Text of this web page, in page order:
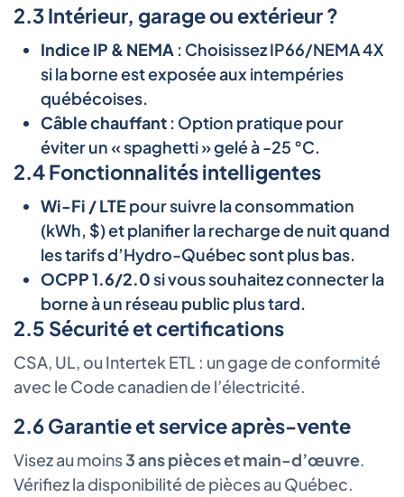
2.3 Intérieur, garage ou extérieur ?
Indice IP & NEMA : Choisissez IP66/NEMA 4X
si la borne est exposée aux intempéries
québécoises.
Câble chauffant : Option pratique pour
éviter un « spaghetti » gelé à -25 °C.
2.4 Fonctionnalités intelligentes
Wi-Fi / LTEpour suivre la consommation
(kWh, $) et planifier la recharge de nuit quand
les tarifs d’Hydro-Québec sont plus bas.
OCPP 1.6/2.0si vous souhaitez connecter la
borne à un réseau public plus tard.
2.5 Sécurité et certifications
CSA, UL, ou Intertek ETL : un gage de conformité
avec le Code canadien de l’électricité.
2.6 Garantie et service après-vente
Visez au moins3 ans pièces et main-d’œuvre.
Vérifiez la disponibilité de pièces au Québec.